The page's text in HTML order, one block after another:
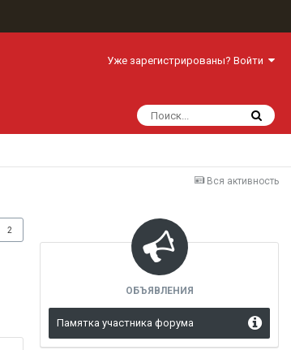
Уже зарегистрированы? Войти
Вся активность
2
ОБЪЯВЛЕНИЯ
Памятка участника форума